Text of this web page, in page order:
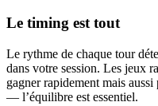
Le timing est tout
Le rythme de chaque tour
dans votre session. Les jeux
gagner rapidement mais
— l’équilibre est essentiel.